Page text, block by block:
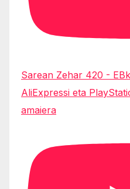
Sarean Zehar 420 -
AliExpressi eta
amaiera